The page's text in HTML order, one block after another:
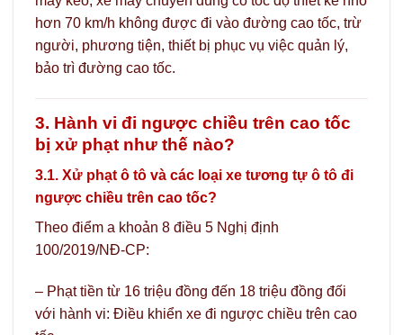
hơn 70 km/h không được đi vào đường cao tốc, trừ
người, phương tiện, thiết bị phục vụ việc quản lý,
bảo trì đường cao tốc.
3. Hành vi đi ngược chiều trên cao tốc
bị xử phạt như thế nào?
3.1. Xử phạt ô tô và các loại xe tương tự ô tô đi
ngược chiều trên cao tốc?
Theo điểm a khoản 8 điều 5 Nghị định
100/2019/NĐ-CP:
– Phạt tiền từ 16 triệu đồng đến 18 triệu đồng đối
với hành vi: Điều khiển xe đi ngược chiều trên cao